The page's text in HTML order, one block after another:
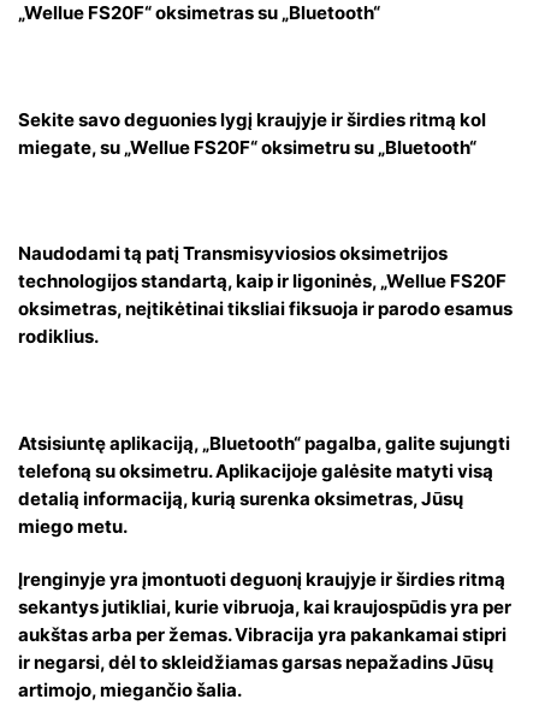
„Wellue FS20F“ oksimetras su „Bluetooth“
Sekite savo deguonies lygį kraujyje ir širdies ritmą kol
miegate, su „Wellue FS20F“ oksimetru su „Bluetooth“
Naudodami tą patį Transmisyviosios oksimetrijos
technologijos standartą, kaip ir ligoninės, „Wellue FS20F
oksimetras, neįtikėtinai tiksliai fiksuoja ir parodo esamus
rodiklius.
Atsisiuntę aplikaciją, „Bluetooth“ pagalba, galite sujungti
telefoną su oksimetru. Aplikacijoje galėsite matyti visą
detalią informaciją, kurią surenka oksimetras, Jūsų
miego metu.
Įrenginyje yra įmontuoti deguonį kraujyje ir širdies ritmą
sekantys jutikliai, kurie vibruoja, kai kraujospūdis yra per
aukštas arba per žemas. Vibracija yra pakankamai stipri
ir negarsi, dėl to skleidžiamas garsas nepažadins Jūsų
artimojo, miegančio šalia.